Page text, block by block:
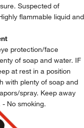
Suspected of
flammable liquid and
protection/face
of soap and water. IF
at rest in a position
with plenty of soap and
spray. Keep away
No smoking.